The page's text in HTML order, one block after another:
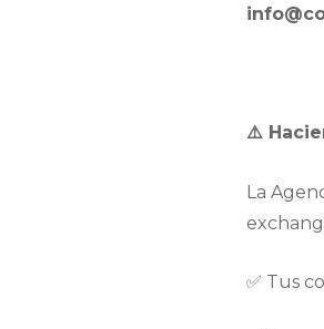
⚠️
La
✅ Tus